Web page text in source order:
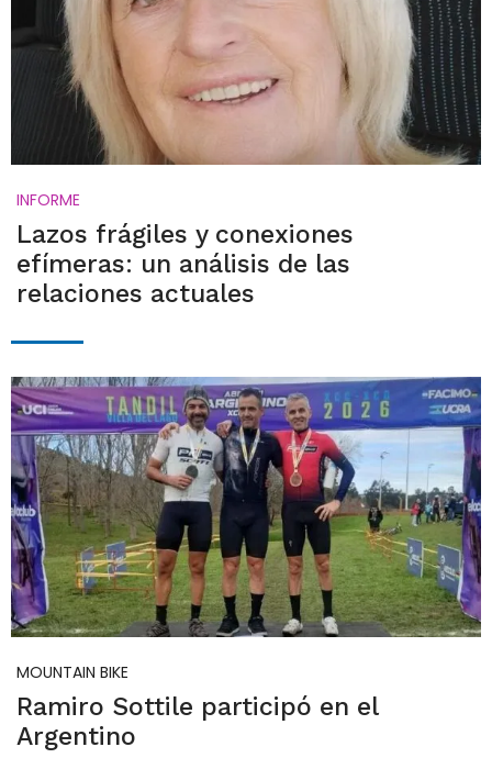
INFORME
Lazos frágiles y conexiones
efímeras: un análisis de las
relaciones actuales
MOUNTAIN BIKE
Ramiro Sottile participó en el
Argentino